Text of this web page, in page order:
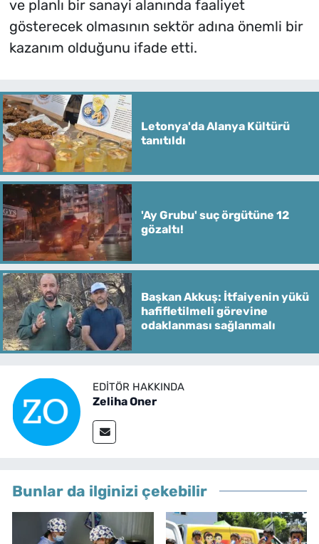
ve planlı bir sanayi alanında faaliyet
gösterecek olmasının sektör adına önemli bir
kazanım olduğunu ifade etti.
Letonya'da Alanya Kültürü
tanıtıldı
'Ay Grubu' suç örgütüne 12
gözaltı!
Başkan Akkuş: İtfaiyenin yükü
hafifletilmeli görevine
odaklanması sağlanmalı
EDITÖR HAKKINDA
Zeliha Oner
Bunlar da ilginizi çekebilir